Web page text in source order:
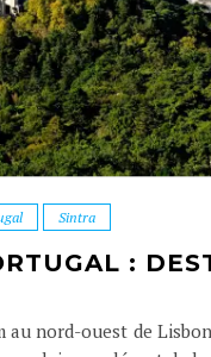
Sintra
:
au nord-ouest de